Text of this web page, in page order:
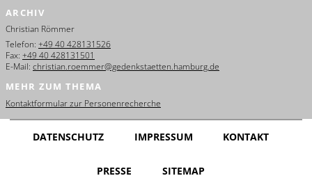
Français
Dansk
Español
Nederlands
ARCHIV
Christian Römmer
Telefon: +49 40 428131526
Fax: +49 40 428131501
E-Mail: christian.roemmer@gedenkstaetten.hamburg.de
MEHR ZUM THEMA
Kontaktformular zur Personenrecherche
DATENSCHUTZ IMPRESSUM KONTAKT
PRESSE SITEMAP